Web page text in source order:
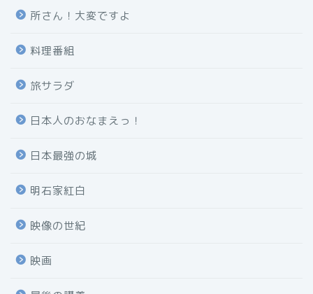
所さん！大変ですよ
料理番組
旅サラダ
日本人のおなまえっ！
日本最強の城
明石家紅白
映像の世紀
映画